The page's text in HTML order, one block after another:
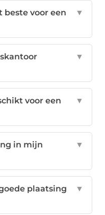
beste voor een
▼
▼
voor een
▼
in mijn
▼
plaatsing
▼